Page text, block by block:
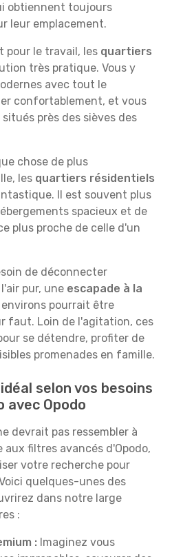
obtiennent toujours
leur emplacement.
pour le travail, les quartiers
très pratique. Vous y
avec tout le
confortablement, et vous
près des sièves des
chose de plus
les quartiers résidentiels
Il est souvent plus
spacieux et de
plus proche de celle d'un
de déconnecter
pur, une escapade à la
environs pourrait être
faut. Loin de l'agitation, ces
se détendre, profiter de
promenades en famille.
selon vos besoins
avec Opodo
devrait pas ressembler à
aux filtres avancés d'Opodo,
votre recherche pour
quelques-unes des
dans notre large
:
: Imaginez vous